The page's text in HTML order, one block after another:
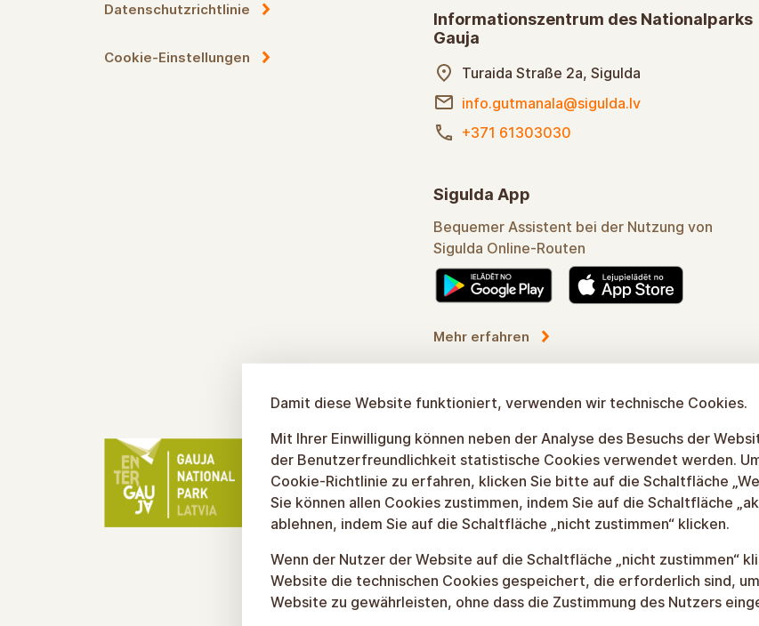
Datenschutzrichtlinie
Cookie-Einstellungen
Informationszentrum des Nationalparks
Gauja
Turaida Straße 2a, Sigulda
info.gutmanala@sigulda.lv
+371 61303030
Sigulda App
Bequemer Assistent bei der Nutzung von
Sigulda Online-Routen
Mehr erfahren
Damit diese Website funktioniert, verwenden wir technische Cookies.
Mit Ihrer Einwilligung können neben der Analyse des Besuchs der
der Benutzerfreundlichkeit statistische Cookies verwendet werden.
Cookie-Richtlinie zu erfahren, klicken Sie bitte auf die Schaltfläche
Sie können allen Cookies zustimmen, indem Sie auf die Schaltfläche
ablehnen, indem Sie auf die Schaltfläche „nicht zustimmen“ klicken.
Wenn der Nutzer der Website auf die Schaltfläche „nicht zustimmen“
Website die technischen Cookies gespeichert, die erforderlich sind,
Website zu gewährleisten, ohne dass die Zustimmung des Nutzers